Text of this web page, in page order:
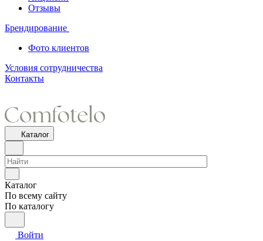
Отзывы
Брендирование
Фото клиентов
Условия сотрудничества
Контакты
Каталог
Каталог
По всему сайту
По каталогу
Войти